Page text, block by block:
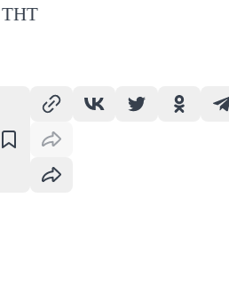
ТНТ